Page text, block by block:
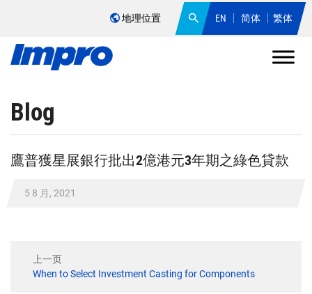
地理位置 EN 简体 繁体
Blog
鷹普獲星展銀行批出2億港元3年期之綠色貸款
5 8 月, 2021
上一页
When to Select Investment Casting for Components